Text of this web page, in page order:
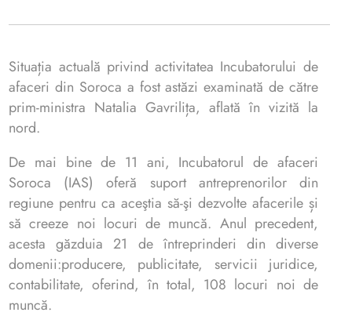
Situația actuală privind activitatea Incubatorului de
afaceri din Soroca a fost astăzi examinată de către
prim-ministra Natalia Gavrilița, aflată în vizită la
nord.
De mai bine de 11 ani, Incubatorul de afaceri
Soroca (IAS) oferă suport antreprenorilor din
regiune pentru ca aceştia să-şi dezvolte afacerile și
să creeze noi locuri de muncă. Anul precedent,
acesta găzduia 21 de întreprinderi din diverse
domenii:producere, publicitate, servicii juridice,
contabilitate, oferind, în total, 108 locuri noi de
muncă.